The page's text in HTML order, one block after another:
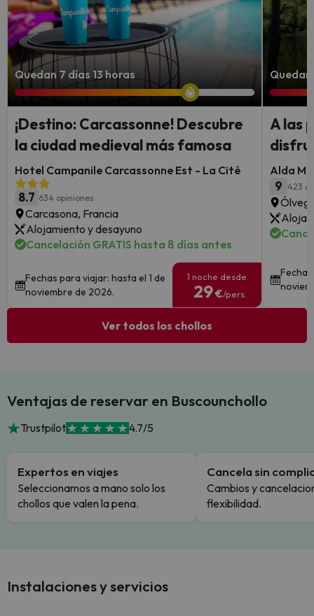
Quedan 7 días 13 horas
¡Destino: Carcassonne! Descubre
la ciudad medieval más famosa
Hotel Campanile Carcassonne Est - La Cité
8.7 634 opiniones
Carcasona, Francia
Alojamiento y desayuno
Cancelación GRATIS hasta 8 días antes
Fechas para viajar: hasta el 1 de
noviembre de 2026.
1 noche desde
29€/pers.
A las
Alda
9 423
Ver todos los chollos
Ventajas de reservar en Buscounchollo
Trustpilot 4.7/5
Expertos en viajes
Seleccionamos a mano solo los
chollos que valen la pena.
Cancela sin
Cambios y
flexibilidad.
Instalaciones y servicios